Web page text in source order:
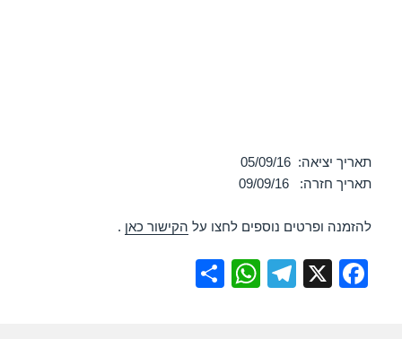
תאריך יציאה: 05/09/16
תאריך חזרה: 09/09/16
להזמנה ופרטים נוספים לחצו על הקישור כאן .
F
X
T
W